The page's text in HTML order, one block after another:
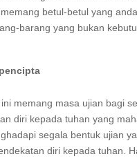
betul-betul yang
barang yang bukan
memang masa ujian bagi
diri kepada tuhan yang
segala bentuk ujian
diri kepada tuhan.